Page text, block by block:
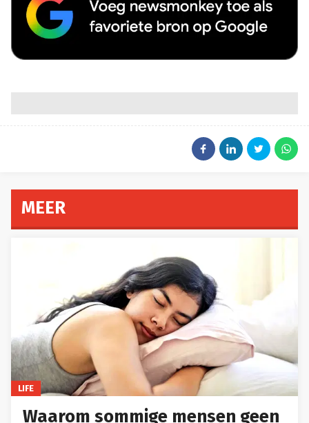
MEER
LIFE
Waarom sommige mensen geen